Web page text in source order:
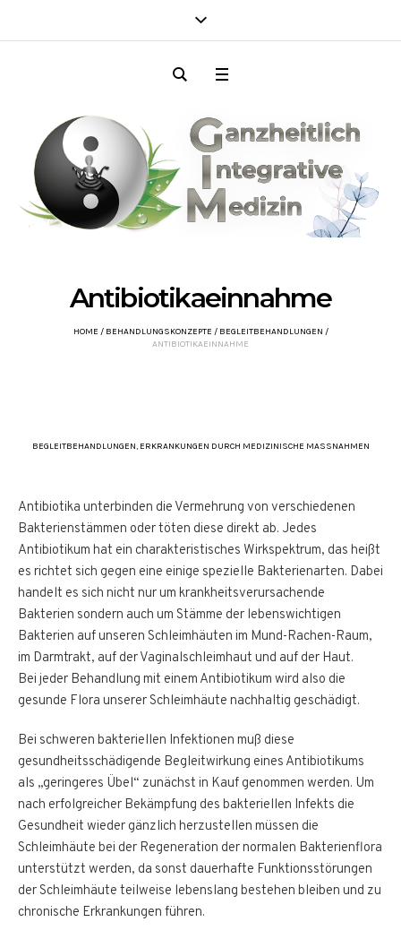
Antibiotikaeinnahme
HOME / BEHANDLUNGSKONZEPTE / BEGLEITBEHANDLUNGEN /
ANTIBIOTIKAEINNAHME
BEGLEITBEHANDLUNGEN, ERKRANKUNGEN DURCH MEDIZINISCHE MASSNAHMEN
Antibiotika unterbinden die Vermehrung von verschiedenen
Bakterienstämmen oder töten diese direkt ab. Jedes
Antibiotikum hat ein charakteristisches Wirkspektrum, das heißt
es richtet sich gegen eine einige spezielle Bakterienarten. Dabei
handelt es sich nicht nur um krankheitsverursachende
Bakterien sondern auch um Stämme der lebenswichtigen
Bakterien auf unseren Schleimhäuten im Mund-Rachen-Raum,
im Darmtrakt, auf der Vaginalschleimhaut und auf der Haut.
Bei jeder Behandlung mit einem Antibiotikum wird also die
gesunde Flora unserer Schleimhäute nachhaltig geschädigt.
Bei schweren bakteriellen Infektionen muß diese
gesundheitsschädigende Begleitwirkung eines Antibiotikums
als „geringeres Übel“ zunächst in Kauf genommen werden. Um
nach erfolgreicher Bekämpfung des bakteriellen Infekts die
Gesundheit wieder gänzlich herzustellen müssen die
Schleimhäute bei der Regeneration der normalen Bakterienflora
unterstützt werden, da sonst dauerhafte Funktionsstörungen
der Schleimhäute teilweise lebenslang bestehen bleiben und zu
chronische Erkrankungen führen.